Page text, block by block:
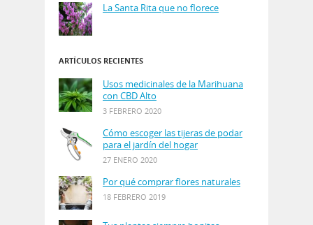
La Santa Rita que no florece
ARTÍCULOS RECIENTES
Usos medicinales de la Marihuana
con CBD Alto
3 FEBRERO 2020
Cómo escoger las tijeras de podar
para el jardín del hogar
27 ENERO 2020
Por qué comprar flores naturales
18 FEBRERO 2019